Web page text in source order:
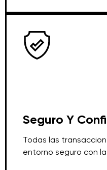
Seguro Y
Todas las
entorno seguro con